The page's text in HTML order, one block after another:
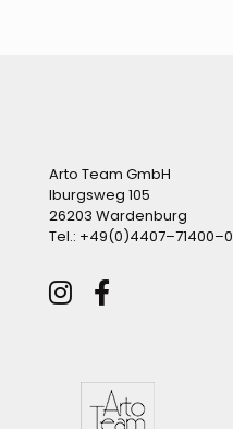
Arto Team GmbH
Iburgsweg 105
26203 Wardenburg
Tel.: +49(0)4407–71400–0